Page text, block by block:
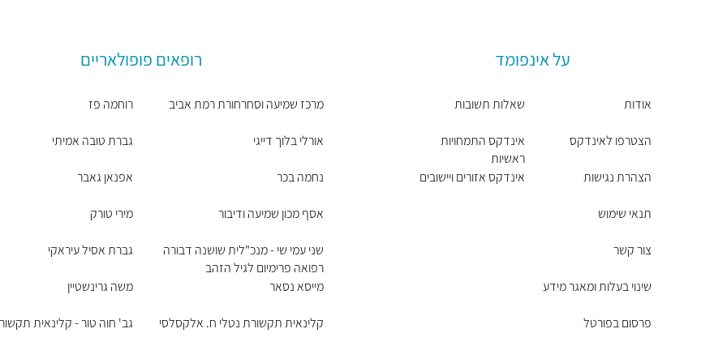
על אינפומד
אודות
הצטרפו לאינדקס
הצהרת נגישות
תנאי שימוש
צור קשר
שינוי בעלות ומאגר מידע
פרסום בפורטל
שאלות תשובות
אינדקס התמחויות
ראשיות
אינדקס אזורים ויישובים
רופאים פופולאריים
מרכז שמיעה וסחרחורת רמת אביב
אורלי בלוך דייגי
נחמה בכר
אסף מכון שמיעה ודיבור
שני עמי שי - מנכ"לית שושנה דבורה
רפואה פרימיום לגיל הזהב
מייסא נסאר
קלינאית תקשורת נטלי ח. אלקסלסי
רוחמה פז
גברת טובה אמיתי
אפנאן גאבר
מירי טורק
גברת אסיל עיראקי
משה גרינשטיין
גב' חוה טור - קלינאית